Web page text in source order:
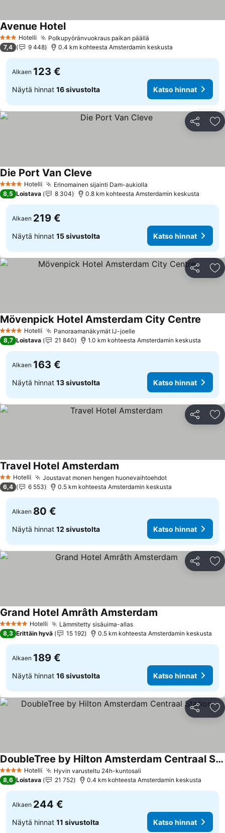
3 Tähtiluokitus
Hotelli Polkupyöränvuokraus paikan päällä
Avenue HotelKatso hinnat
7,4 9 448 0.4 km kohteesta Amsterdamin keskusta
Alkaen 123 €
Näytä hinnat 16 sivustolta Katso hinnat
Jaa
4 Tähtiluokitus
Hotelli Erinomainen sijainti Dam-aukiolla
Die Port Van Cleve
8,5 Loistava 8 304 0.8 km kohteesta Amsterdamin keskusta
Alkaen 219 €
Näytä hinnat 15 sivustolta Katso hinnat
Jaa
4 Tähtiluokitus
Hotelli Panoraamanäkymät IJ-joelleKatso hinnat
Mövenpick Hotel Amsterdam City Centre
8,7 Loistava 21 840 1.0 km kohteesta Amsterdamin keskusta
Alkaen 163 €
Näytä hinnat 13 sivustolta Katso hinnat
Jaa
2 Tähtiluokitus
Hotelli Joustavat monen hengen huonevaihtoehdotKatso hinnat
Travel Hotel Amsterdam
6,4 6 553 0.5 km kohteesta Amsterdamin keskusta
Alkaen 80 €
Näytä hinnat 12 sivustolta Katso hinnat
Jaa
5 Tähtiluokitus
Hotelli Lämmitetty sisäuima-allasKatso hinnat
Grand Hotel Amrâth Amsterdam
8,3 Erittäin hyvä 15 192 0.5 km kohteesta Amsterdamin keskusta
Alkaen 189 €
Näytä hinnat 16 sivustolta Katso hinnat
Jaa
4 Tähtiluokitus
Hotelli Hyvin varusteltu 24h-kuntosali
DoubleTree by Hilton Amsterdam Centraal Station
Katso hinnat
8,6 Loistava 21 752 0.4 km kohteesta Amsterdamin keskusta
Alkaen 244 €
Näytä hinnat 11 sivustolta Katso hinnat